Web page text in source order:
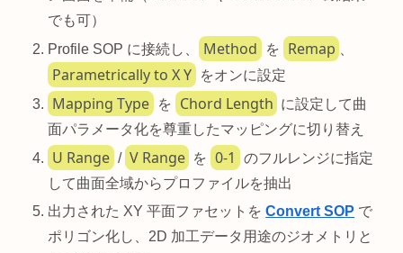
でも可）
Profile SOP に接続し、
Method を Remap
Parametrically to X Y をオンに設定
Mapping Type を Chord Length に設定して曲
面パラメータ化を尊重したマッピングに切り替え
U Range / V Range を 0-1
のフルレンジに指定
して曲面全域からプロファイルを抽出
出力された XY 平面ファセットをConvert SOP で
ポリゴン化し、2D 加工データ用途のジオメトリと